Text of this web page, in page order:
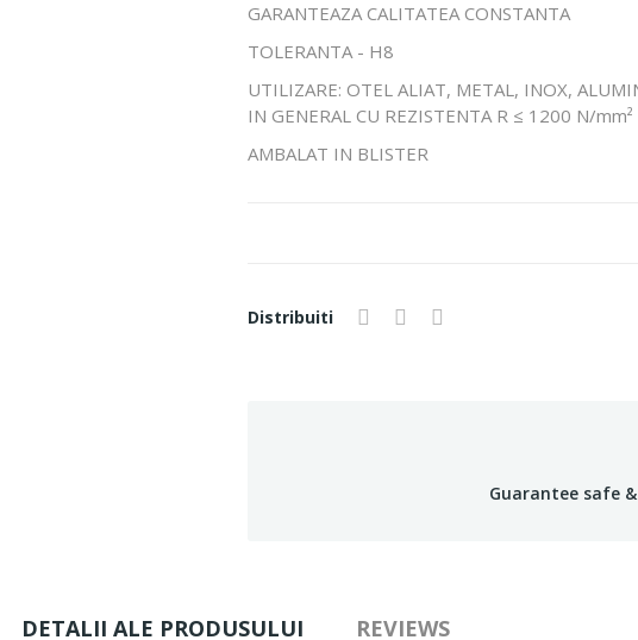
GARANTEAZA CALITATEA CONSTANTA
TOLERANTA - H8
UTILIZARE: OTEL ALIAT, METAL, INOX,
IN GENERAL CU REZISTENTA R ≤ 1200 N/mm²
AMBALAT IN BLISTER
Distribuiti
Guarantee safe
DETALII ALE PRODUSULUI REVIEWS